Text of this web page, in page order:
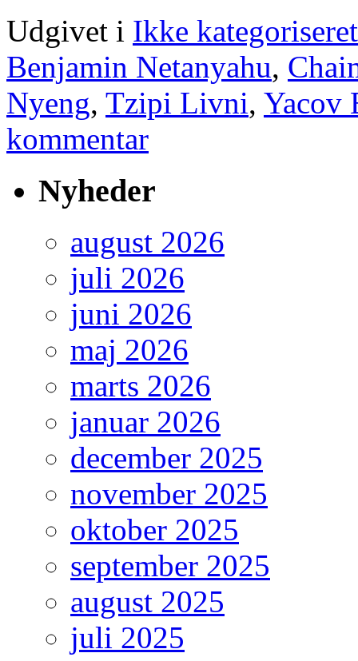
Udgivet i Ikke kategoriseret
Benjamin Netanyahu,
Nyeng, Tzipi Livni, Yacov
kommentar
Nyheder
august 2026
juli 2026
juni 2026
maj 2026
marts 2026
januar 2026
december 2025
november 2025
oktober 2025
september 2025
august 2025
juli 2025